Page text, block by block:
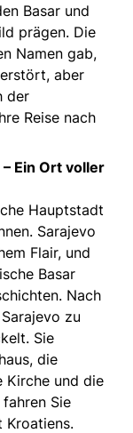
Basar und
prägen. Die
Namen gab,
aber
der
Reise nach
Ein Ort voller
Hauptstadt
Sarajevo
Flair, und
Basar
Nach
zu
Sie
die
Kirche und die
Sie
Kroatiens.